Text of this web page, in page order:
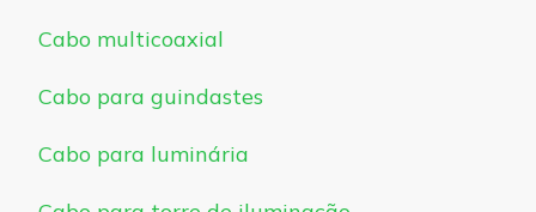
Cabo multicoaxial
Cabo para guindastes
Cabo para luminária